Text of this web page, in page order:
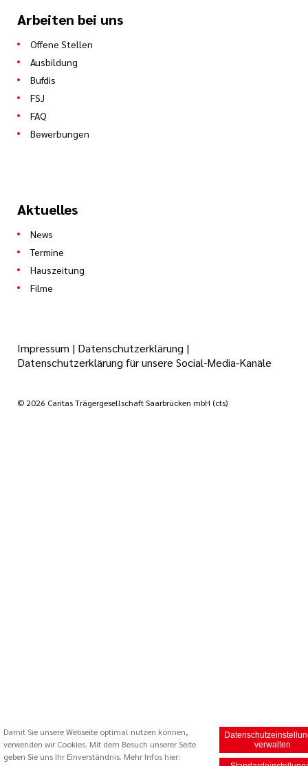
Arbeiten bei uns
Offene Stellen
Ausbildung
Bufdis
FSJ
FAQ
Bewerbungen
Aktuelles
News
Termine
Hauszeitung
Filme
© 2026 Caritas Trägergesellschaft Saarbrücken mbH (cts)
Impressum | Datenschutzerklärung |
Datenschutzerklärung für unsere Social-Media-Kanäle
verwalten
Damit Sie unsere Webseite optimal nutzen können,
verwenden wir Cookies. Mit dem Besuch unserer Seite
geben Sie uns Ihr Einverständnis. Mehr Infos hier: